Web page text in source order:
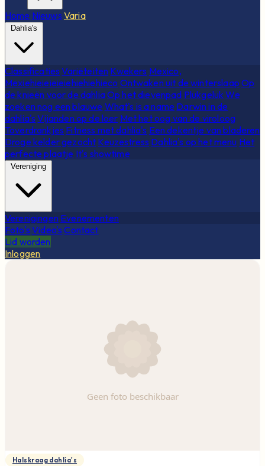
Home Nieuws Varia
Dahlia's
Classificaties Variëteiten Kwekers Mexico,
Mexiehieieieieiehiehiehieco Ontwaken uit de winterslaap Op
de knieën voor de dahliaOp het dievenpad Plukgeluk We
zoeken nog een blauwe What's is a name Darwin in de
dahlia's Vijanden op de loer Met het oog van de viroloog
Toverdrankjes Fitness met dahlia's Een dekentje van bladeren
Droge kelder gezocht Keuzestress Dahlia's op het menu Het
perfecte plaatje It's showtime
Vereniging
Verenigingen Evenementen
Foto's Video's Contact
Lid worden
Inloggen
Halskraag dahlia's